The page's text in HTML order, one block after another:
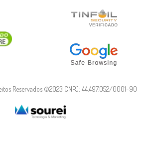
Reservados ©2023 CNPJ: 44.497.052/0001-90